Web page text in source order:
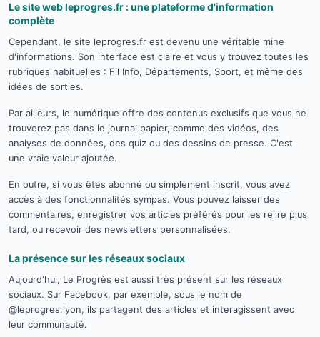
Le site web leprogres.fr : une plateforme d'information
complète
Cependant, le site leprogres.fr est devenu une véritable mine
d'informations. Son interface est claire et vous y trouvez toutes les
rubriques habituelles : Fil Info, Départements, Sport, et même des
idées de sorties.
Par ailleurs, le numérique offre des contenus exclusifs que vous ne
trouverez pas dans le journal papier, comme des vidéos, des
analyses de données, des quiz ou des dessins de presse. C'est
une vraie valeur ajoutée.
En outre, si vous êtes abonné ou simplement inscrit, vous avez
accès à des fonctionnalités sympas. Vous pouvez laisser des
commentaires, enregistrer vos articles préférés pour les relire plus
tard, ou recevoir des newsletters personnalisées.
La présence sur les réseaux sociaux
Aujourd'hui, Le Progrès est aussi très présent sur les réseaux
sociaux. Sur Facebook, par exemple, sous le nom de
@leprogres.lyon, ils partagent des articles et interagissent avec
leur communauté.